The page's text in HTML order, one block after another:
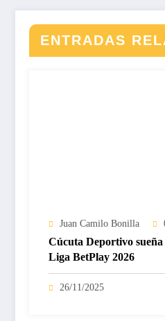
ENTRADAS
Juan Camilo Bonilla
Cúcuta Deportivo sueña
Liga BetPlay 2026
26/11/2025